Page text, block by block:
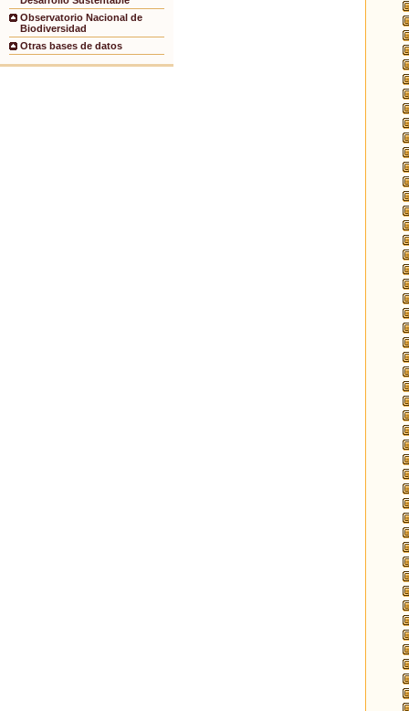
Observatorio Nacional de
Biodiversidad
Otras bases de datos